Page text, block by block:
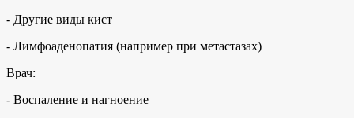
- Другие виды кист
- Лимфоаденопатия (например при метастазах)
Врач:
- Воспаление и нагноение